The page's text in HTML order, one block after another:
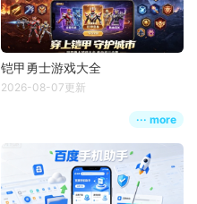
铠甲勇士游戏大全
2026-08-07更新
··· more